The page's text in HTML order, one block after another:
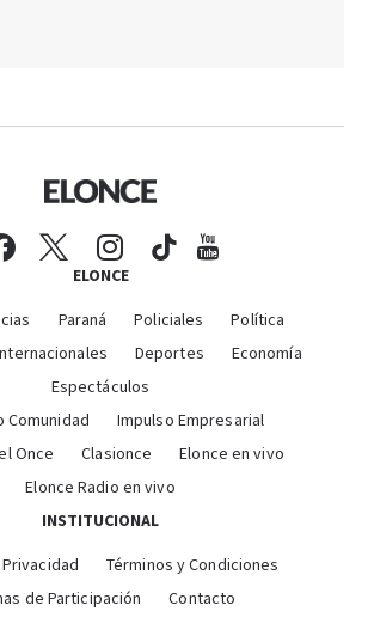
ELONCE
Paraná Policiales
Política
Deportes
Economía
Espectáculos
Comunidad
Impulso Empresarial
Once
Clasionce
Elonce en vivo
Elonce Radio en vivo
INSTITUCIONAL
Términos y Condiciones
de Participación
Contacto